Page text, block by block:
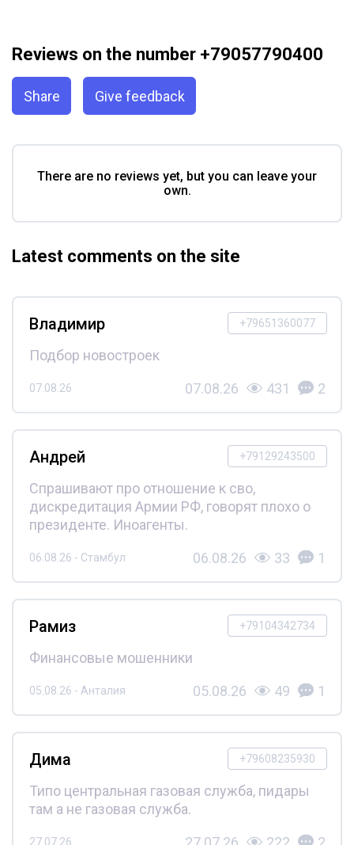
Reviews on the number +79057790400
Share Give feedback
There are no reviews yet, but you can leave your
own.
Latest comments on the site
+79651360077
Владимир
Подбор новостроек
07.08.26 07.08.26 431 2
+79129243500
Андрей
Спрашивают про отношение к сво,
дискредитация Армии РФ, говорят плохо о
президенте. Иноагенты.
06.08.26 - Стамбул 06.08.26 33 1
+79104342734
Рамиз
Финансовые мошенники
05.08.26 - Анталия 05.08.26 49 1
+79608235930
Дима
Типо центральная газовая служба, пидары
там а не газовая служба.
27.07.26